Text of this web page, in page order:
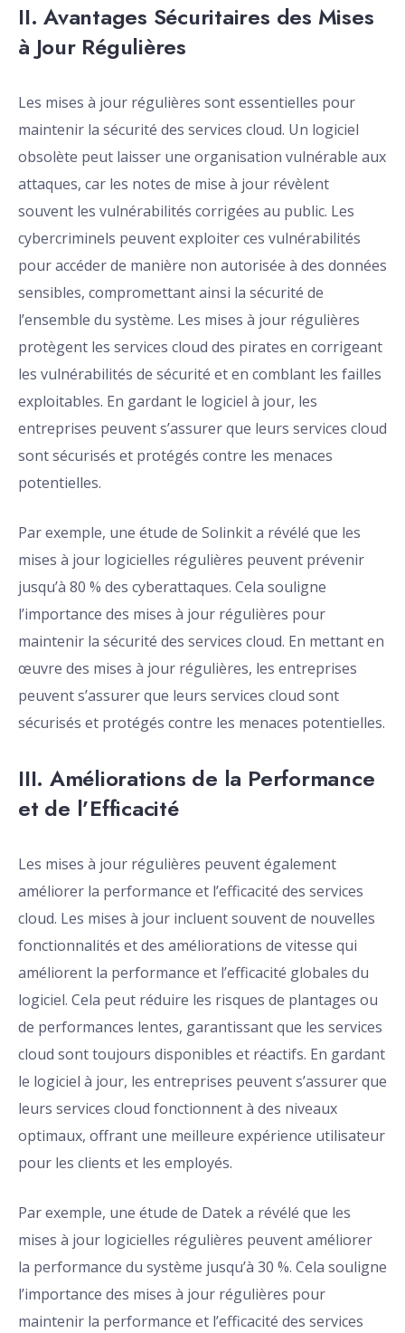
II. Avantages Sécuritaires des Mises
à Jour Régulières
Les mises à jour régulières sont essentielles pour
maintenir la sécurité des services cloud. Un logiciel
obsolète peut laisser une organisation vulnérable aux
attaques, car les notes de mise à jour révèlent
souvent les vulnérabilités corrigées au public. Les
cybercriminels peuvent exploiter ces vulnérabilités
pour accéder de manière non autorisée à des données
sensibles, compromettant ainsi la sécurité de
l’ensemble du système. Les mises à jour régulières
protègent les services cloud des pirates en corrigeant
les vulnérabilités de sécurité et en comblant les failles
exploitables. En gardant le logiciel à jour, les
entreprises peuvent s’assurer que leurs services cloud
sont sécurisés et protégés contre les menaces
potentielles.
Par exemple, une étude de Solinkit a révélé que les
mises à jour logicielles régulières peuvent prévenir
jusqu’à 80 % des cyberattaques. Cela souligne
l’importance des mises à jour régulières pour
maintenir la sécurité des services cloud. En mettant en
œuvre des mises à jour régulières, les entreprises
peuvent s’assurer que leurs services cloud sont
sécurisés et protégés contre les menaces potentielles.
III. Améliorations de la Performance
et de l’Efficacité
Les mises à jour régulières peuvent également
améliorer la performance et l’efficacité des services
cloud. Les mises à jour incluent souvent de nouvelles
fonctionnalités et des améliorations de vitesse qui
améliorent la performance et l’efficacité globales du
logiciel. Cela peut réduire les risques de plantages ou
de performances lentes, garantissant que les services
cloud sont toujours disponibles et réactifs. En gardant
le logiciel à jour, les entreprises peuvent s’assurer que
leurs services cloud fonctionnent à des niveaux
optimaux, offrant une meilleure expérience utilisateur
pour les clients et les employés.
Par exemple, une étude de Datek a révélé que les
mises à jour logicielles régulières peuvent améliorer
la performance du système jusqu’à 30 %. Cela souligne
l’importance des mises à jour régulières pour
maintenir la performance et l’efficacité des services